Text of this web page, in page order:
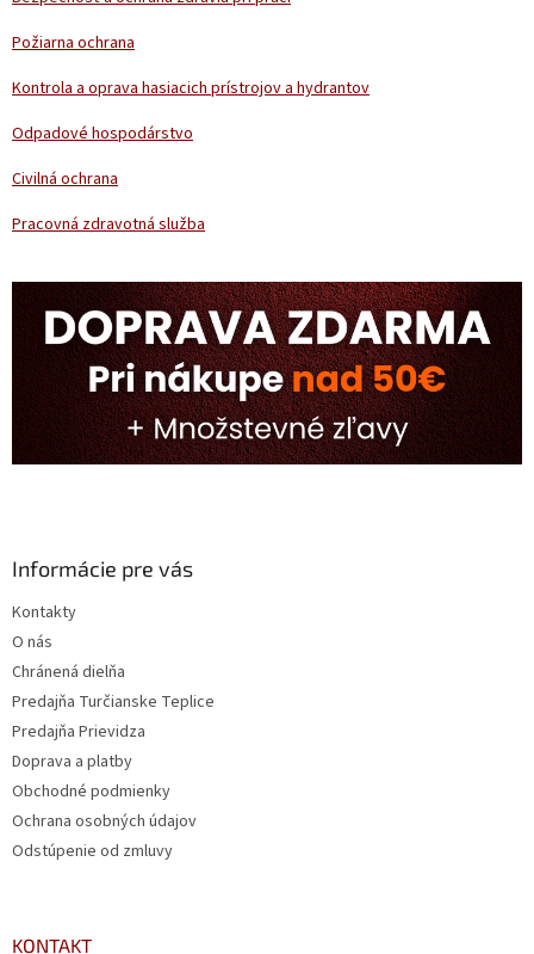
Požiarna ochrana
Kontrola a oprava hasiacich prístrojov a hydrantov
Odpadové hospodárstvo
Civilná ochrana
Pracovná zdravotná služba
Informácie pre vás
Kontakty
O nás
Chránená dielňa
Predajňa Turčianske Teplice
Predajňa Prievidza
Doprava a platby
Obchodné podmienky
Ochrana osobných údajov
Odstúpenie od zmluvy
KONTAKT